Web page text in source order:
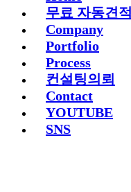
무료 자동견적
Company
Portfolio
Process
컨설팅의뢰
Contact
YOUTUBE
SNS